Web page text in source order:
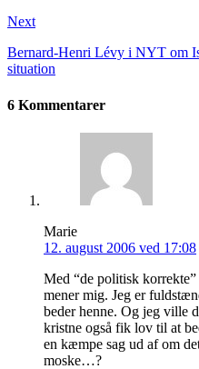
Next
Bernard-Henri Lévy i NYT om
situation
6 Kommentarer
Marie
12. august 2006 ved 17:08
Med “de politisk
mener mig. Jeg er
beder henne. Og jeg ville
kristne også fik lov til at
en kæmpe sag ud af om
moske…?